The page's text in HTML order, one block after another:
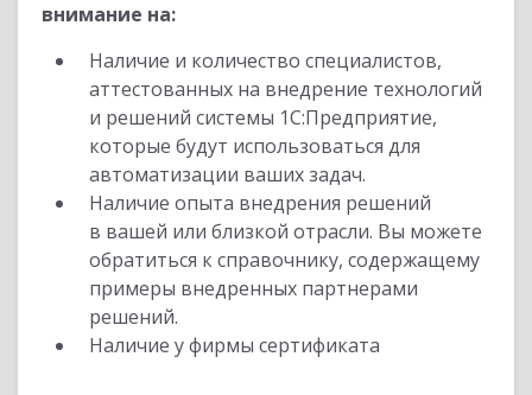
внимание на:
Наличие и количество специалистов,
аттестованных на внедрение технологий
и решений системы 1С:Предприятие,
которые будут использоваться для
автоматизации ваших задач.
Наличие опыта внедрения решений
в вашей или близкой отрасли. Вы можете
обратиться к справочнику, содержащему
примеры внедренных партнерами
решений.
Наличие у фирмы сертификата